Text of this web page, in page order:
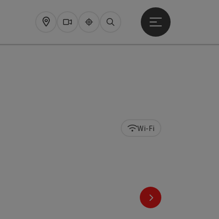
Map WebcamsUpperguide
Zoeken
Startmenu openen
nächstes Element
Wi-Fi